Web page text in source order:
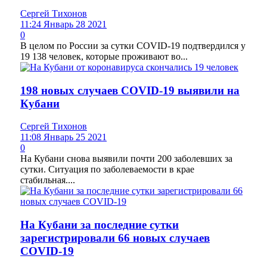
Сергей Тихонов
11:24 Январь 28 2021
0
В целом по России за сутки COVID-19 подтвердился у
19 138 человек, которые проживают во...
198 новых случаев COVID-19 выявили на
Кубани
Сергей Тихонов
11:08 Январь 25 2021
0
На Кубани снова выявили почти 200 заболевших за
сутки. Ситуация по заболеваемости в крае
стабильная....
На Кубани за последние сутки
зарегистрировали 66 новых случаев
COVID-19